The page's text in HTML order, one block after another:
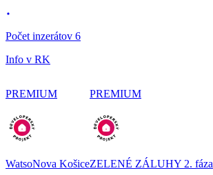
Počet inzerátov 6
Info v RK
PREMIUM
WatsoNova Košice
PREMIUM
ZELENÉ ZÁLUHY 2. fáza